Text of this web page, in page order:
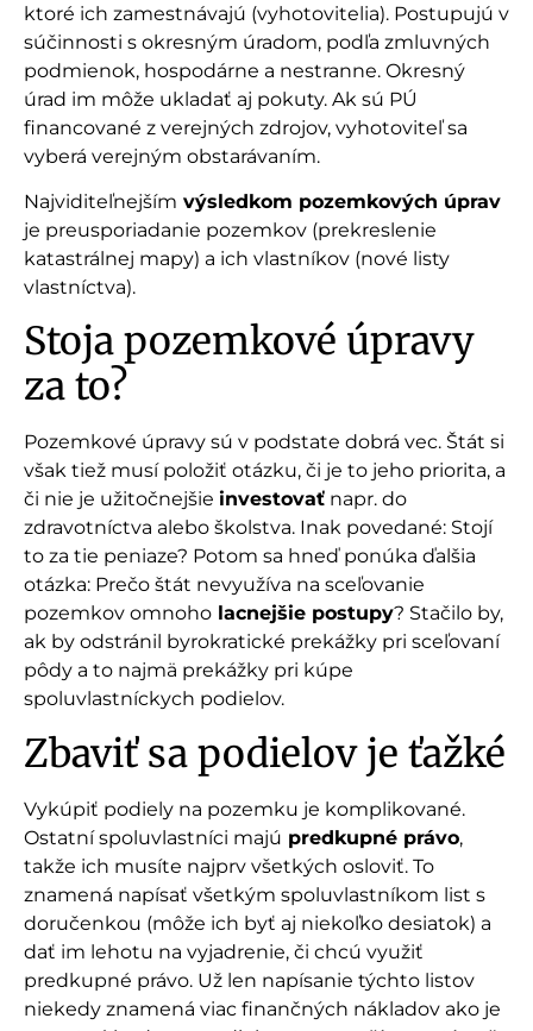
ktoré ich zamestnávajú (vyhotovitelia). Postupujú v
súčinnosti s okresným úradom, podľa zmluvných
podmienok, hospodárne a nestranne. Okresný
úrad im môže ukladať aj pokuty. Ak sú PÚ
financované z verejných zdrojov, vyhotoviteľ sa
vyberá verejným obstarávaním.
Najviditeľnejším výsledkom pozemkových úprav
je preusporiadanie pozemkov (prekreslenie
katastrálnej mapy) a ich vlastníkov (nové listy
vlastníctva).
Stoja pozemkové úpravy
za to?
Pozemkové úpravy sú v podstate dobrá vec. Štát si
však tiež musí položiť otázku, či je to jeho priorita, a
či nie je užitočnejšie investovať napr. do
zdravotníctva alebo školstva. Inak povedané: Stojí
to za tie peniaze? Potom sa hneď ponúka ďalšia
otázka: Prečo štát nevyužíva na sceľovanie
pozemkov omnoho lacnejšie postupy? Stačilo by,
ak by odstránil byrokratické prekážky pri sceľovaní
pôdy a to najmä prekážky pri kúpe
spoluvlastníckych podielov.
Zbaviť sa podielov je ťažké
Vykúpiť podiely na pozemku je komplikované.
Ostatní spoluvlastníci majú predkupné právo,
takže ich musíte najprv všetkých osloviť. To
znamená napísať všetkým spoluvlastníkom list s
doručenkou (môže ich byť aj niekoľko desiatok) a
dať im lehotu na vyjadrenie, či chcú využiť
predkupné právo. Už len napísanie týchto listov
niekedy znamená viac finančných nákladov ako je